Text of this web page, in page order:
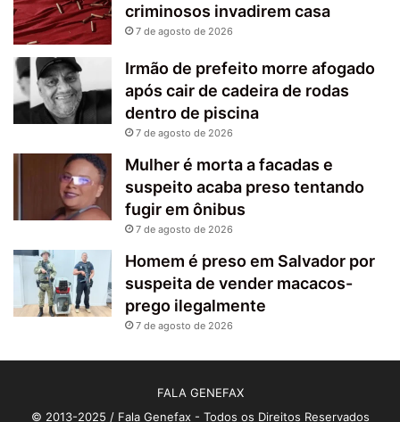
criminosos invadirem casa
7 de agosto de 2026
Irmão de prefeito morre afogado
após cair de cadeira de rodas
dentro de piscina
7 de agosto de 2026
Mulher é morta a facadas e
suspeito acaba preso tentando
fugir em ônibus
7 de agosto de 2026
Homem é preso em Salvador por
suspeita de vender macacos-
prego ilegalmente
7 de agosto de 2026
FALA GENEFAX
© 2013-2025 / Fala Genefax - Todos os Direitos Reservados